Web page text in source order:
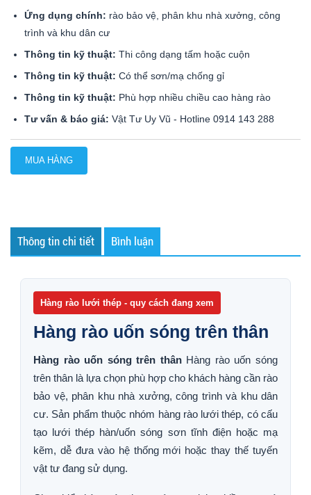
Ứng dụng chính: rào bảo vệ, phân khu nhà xưởng, công
trình và khu dân cư
Thông tin kỹ thuật: Thi công dạng tấm hoặc cuộn
Thông tin kỹ thuật: Có thể sơn/mạ chống gỉ
Thông tin kỹ thuật: Phù hợp nhiều chiều cao hàng rào
Tư vấn & báo giá: Vật Tư Uy Vũ - Hotline 0914 143 288
MUA HÀNG
Thông tin chi tiết Bình luận
Hàng rào lưới thép - quy cách đang xem
Hàng rào uốn sóng trên thân
Hàng rào uốn sóng trên thânHàng rào uốn sóng
trên thân là lựa chọn phù hợp cho khách hàng cần rào
bảo vệ, phân khu nhà xưởng, công trình và khu dân
cư. Sản phẩm thuộc nhóm hàng rào lưới thép, có cấu
tạo lưới thép hàn/uốn sóng sơn tĩnh điện hoặc mạ
kẽm, dễ đưa vào hệ thống mới hoặc thay thế tuyến
vật tư đang sử dụng.